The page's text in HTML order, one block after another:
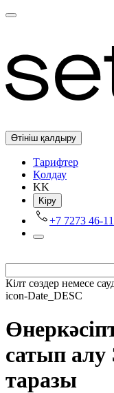
Өтініш қалдыру
Tарифтер
Қолдау
KK
Kіру
+7 7273 46-
Кілт сөздер немесе
icon-Date_DESC
сатып
таразы